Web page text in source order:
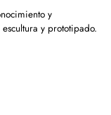
y
y prototipado.